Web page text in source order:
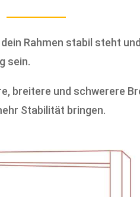
Rahmen stabil steht
sein.
breitere und schwerere
Stabilität bringen.